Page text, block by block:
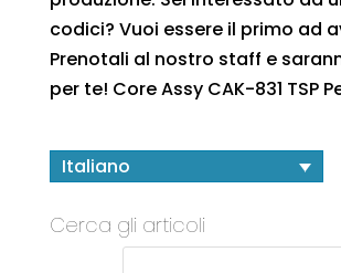
codici? Vuoi essere il primo ad
Prenotali al nostro staff e
per te! Core Assy CAK-831 TSP
Italiano
Cerca gli articoli